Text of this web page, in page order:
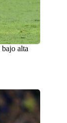
alta